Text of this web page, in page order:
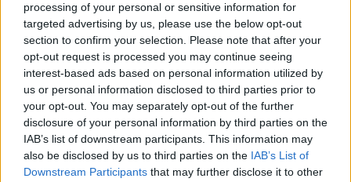
processing of your personal or sensitive information for
targeted advertising by us, please use the below opt-out
section to confirm your selection. Please note that after your
opt-out request is processed you may continue seeing
interest-based ads based on personal information utilized by
us or personal information disclosed to third parties prior to
your opt-out. You may separately opt-out of the further
disclosure of your personal information by third parties on the
IAB’s list of downstream participants. This information may
also be disclosed by us to third parties on the IAB’s List of
Downstream Participants that may further disclose it to other
Δείτε αυτή τη δημοσίευση στο Instagram.